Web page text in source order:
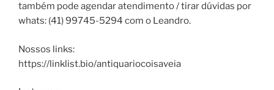
também pode agendar atendimento / tirar dúvidas por
whats: (41) 99745-5294 com o Leandro.
Nossos links:
https://linklist.bio/antiquariocoisaveia